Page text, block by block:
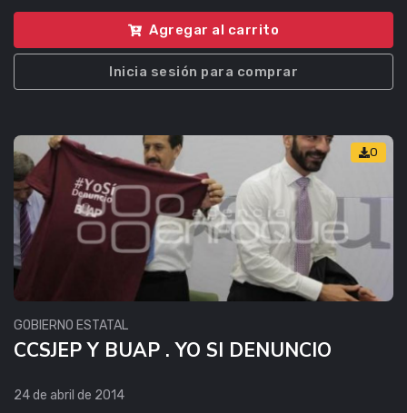
Agregar al carrito
Inicia sesión para comprar
0
GOBIERNO ESTATAL
CCSJEP Y BUAP . YO SI DENUNCIO
24 de abril de 2014